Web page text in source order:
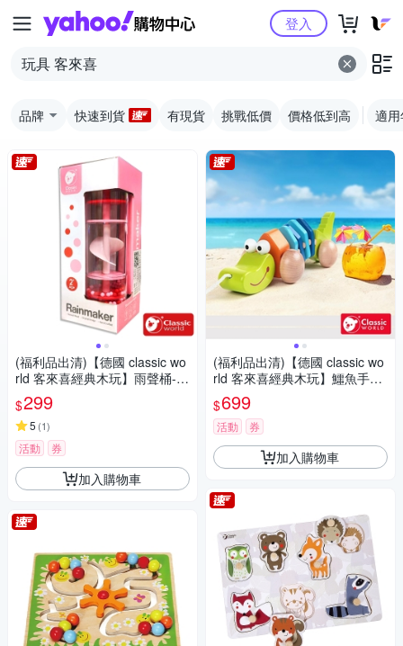
Yahoo購物中心登入
品牌 快速到貨 有現貨 挑戰低價 價格低到高 適
(福利品出清)【德國 classic wo
rld 客來喜經典木玩】雨聲桶-小
豬粉《40531》
$299
5 (1)
活動 券
加入購物車
(福利品出清)【德國 classic wo
rld 客來喜經典木玩】鱷魚手拉
車《3301》
$699
活動 券
加入購物車